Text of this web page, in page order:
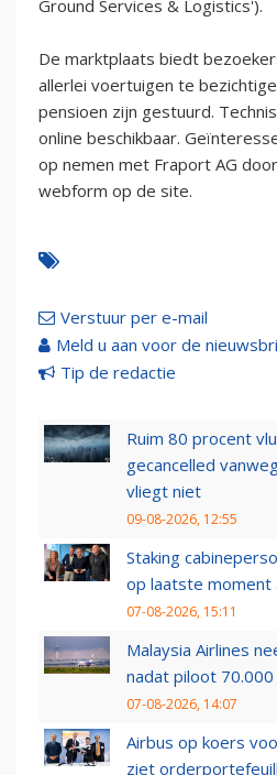
Ground Services & Logistics').
De marktplaats biedt
allerlei voertuigen te
pensioen zijn gestuurd.
online beschikbaar.
op nemen met Fraport AG
webform op de site.
Verstuur per e-mail
Meld u aan voor de
Tip de redactie
Ruim 80 procent
gecancelled
vliegt niet
09-08-2026, 12:55
Staking
op laatste moment
07-08-2026, 15:11
Malaysia Airlines
nadat piloot
07-08-2026, 14:07
Airbus op koers
ziet